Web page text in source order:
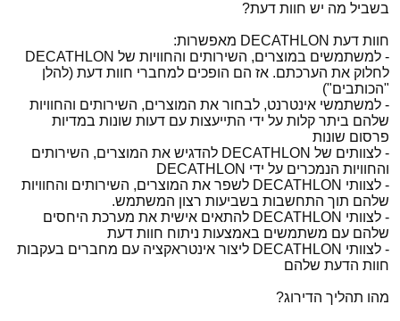
בשביל מה יש חוות דעת?
חוות דעת DECATHLON מאפשרות:
- למשתמשים במוצרים, השירותים והחוויות של DECATHLON
לחלוק את הערכתם. אז הם הופכים למחברי חוות דעת (להלן
"הכותבים")
- למשתמשי אינטרנט, לבחור את המוצרים, השירותים והחוויות
שלהם ביתר קלות על ידי התייעצות עם דעות שונות במדיות
פרסום שונות
- לצוותים של DECATHLON להדגיש את המוצרים, השירותים
והחוויות הנמכרים על ידי DECATHLON
- לצוותי DECATHLON לשפר את המוצרים, השירותים והחוויות
שלהם תוך התחשבות בשביעות רצון המשתמש.
- לצוותי DECATHLON להתאים אישית את מערכת היחסים
שלהם עם משתמשים באמצעות ניתוח חוות דעת
- לצוותי DECATHLON ליצור אינטראקציה עם מחברים בעקבות
חוות הדעת שלהם
מהו תהליך הדירוג?